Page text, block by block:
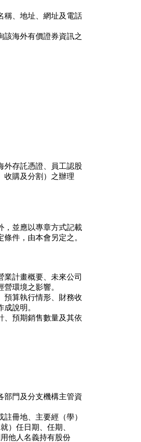
電話。
稱、地址、網址及電話
該海外有價證券資訊之
外存託憑證、員工認股
收購及分割）之辦理
，並應以專章方式記載
件，由本會另定之。
計畫概要、未來公司
環境之影響。
預算執行情形、財務收
說明。
、預期銷售數量及其依
部門及分支機構主管資
冊地、主要經（學）
）任日期、任期、
他人名義持有股份